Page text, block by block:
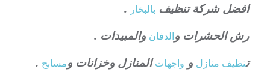
افضل شركة تنظيف بالبخار .
رش الحشرات والدفان والمبيدات .
تنظيف منازل و واجهاتالمنازل وخزانات ومسابح .